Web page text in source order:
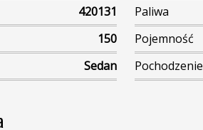
420131 Paliwa
150 Pojemność
Sedan Pochodzenie